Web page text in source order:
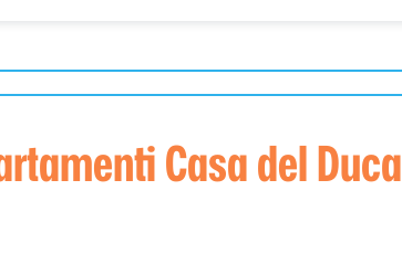
Casa del Duca